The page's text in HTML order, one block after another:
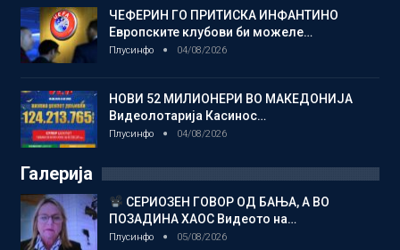
ЧЕФЕРИН ГО ПРИТИСКА ИНФАНТИНО
Европските клубови би можеле…
Плусинфо 04/08/2026
НОВИ 52 МИЛИОНЕРИ ВО МАКЕДОНИЈА
Видеолотарија Касинос…
Плусинфо 04/08/2026
Галерија
СЕРИОЗЕН ГОВОР ОД БАЊА, А ВО
ПОЗАДИНА ХАОС Видеото на…
Плусинфо 05/08/2026